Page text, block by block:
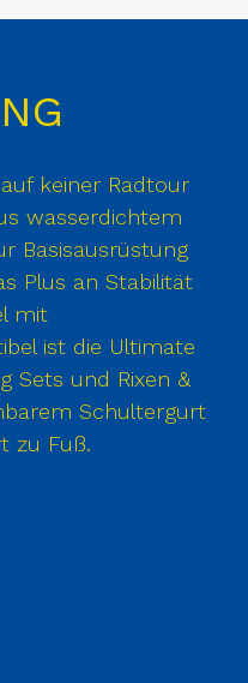
auf keiner Radtour
wasserdichtem
Basisausrüstung
Plus an Stabilität
mit
ist die Ultimate
Sets und Rixen &
Schultergurt
zu Fuß.